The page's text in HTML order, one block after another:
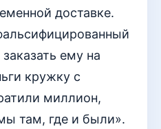
доставке.
ему на
кружку с
миллион,
там, где и были».